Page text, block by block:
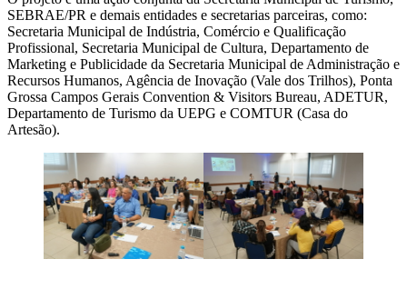
SEBRAE/PR e demais entidades e secretarias parceiras, como:
Secretaria Municipal de Indústria, Comércio e Qualificação
Profissional, Secretaria Municipal de Cultura, Departamento de
Marketing e Publicidade da Secretaria Municipal de Administração e
Recursos Humanos, Agência de Inovação (Vale dos Trilhos), Ponta
Grossa Campos Gerais Convention & Visitors Bureau, ADETUR,
Departamento de Turismo da UEPG e COMTUR (Casa do
Artesão).